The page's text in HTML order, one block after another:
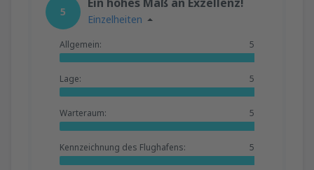
5
Einzelheiten
Allgemein: 5
Lage: 5
Warteraum: 5
Kennzeichnung des Flughafens: 5